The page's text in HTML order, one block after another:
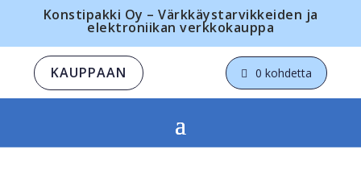
Konstipakki Oy – Värkkäystarvikkeiden ja
elektroniikan verkkokauppa
KAUPPAAN 0 kohdetta